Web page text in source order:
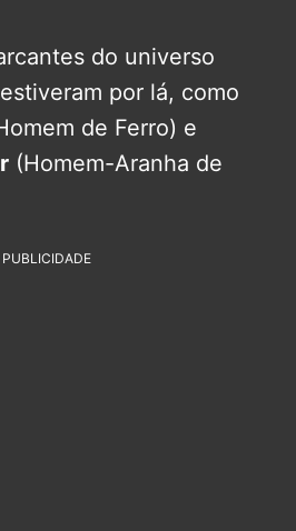
do universo
por lá, como
de Ferro) e
(Homem-Aranha de
PUBLICIDADE